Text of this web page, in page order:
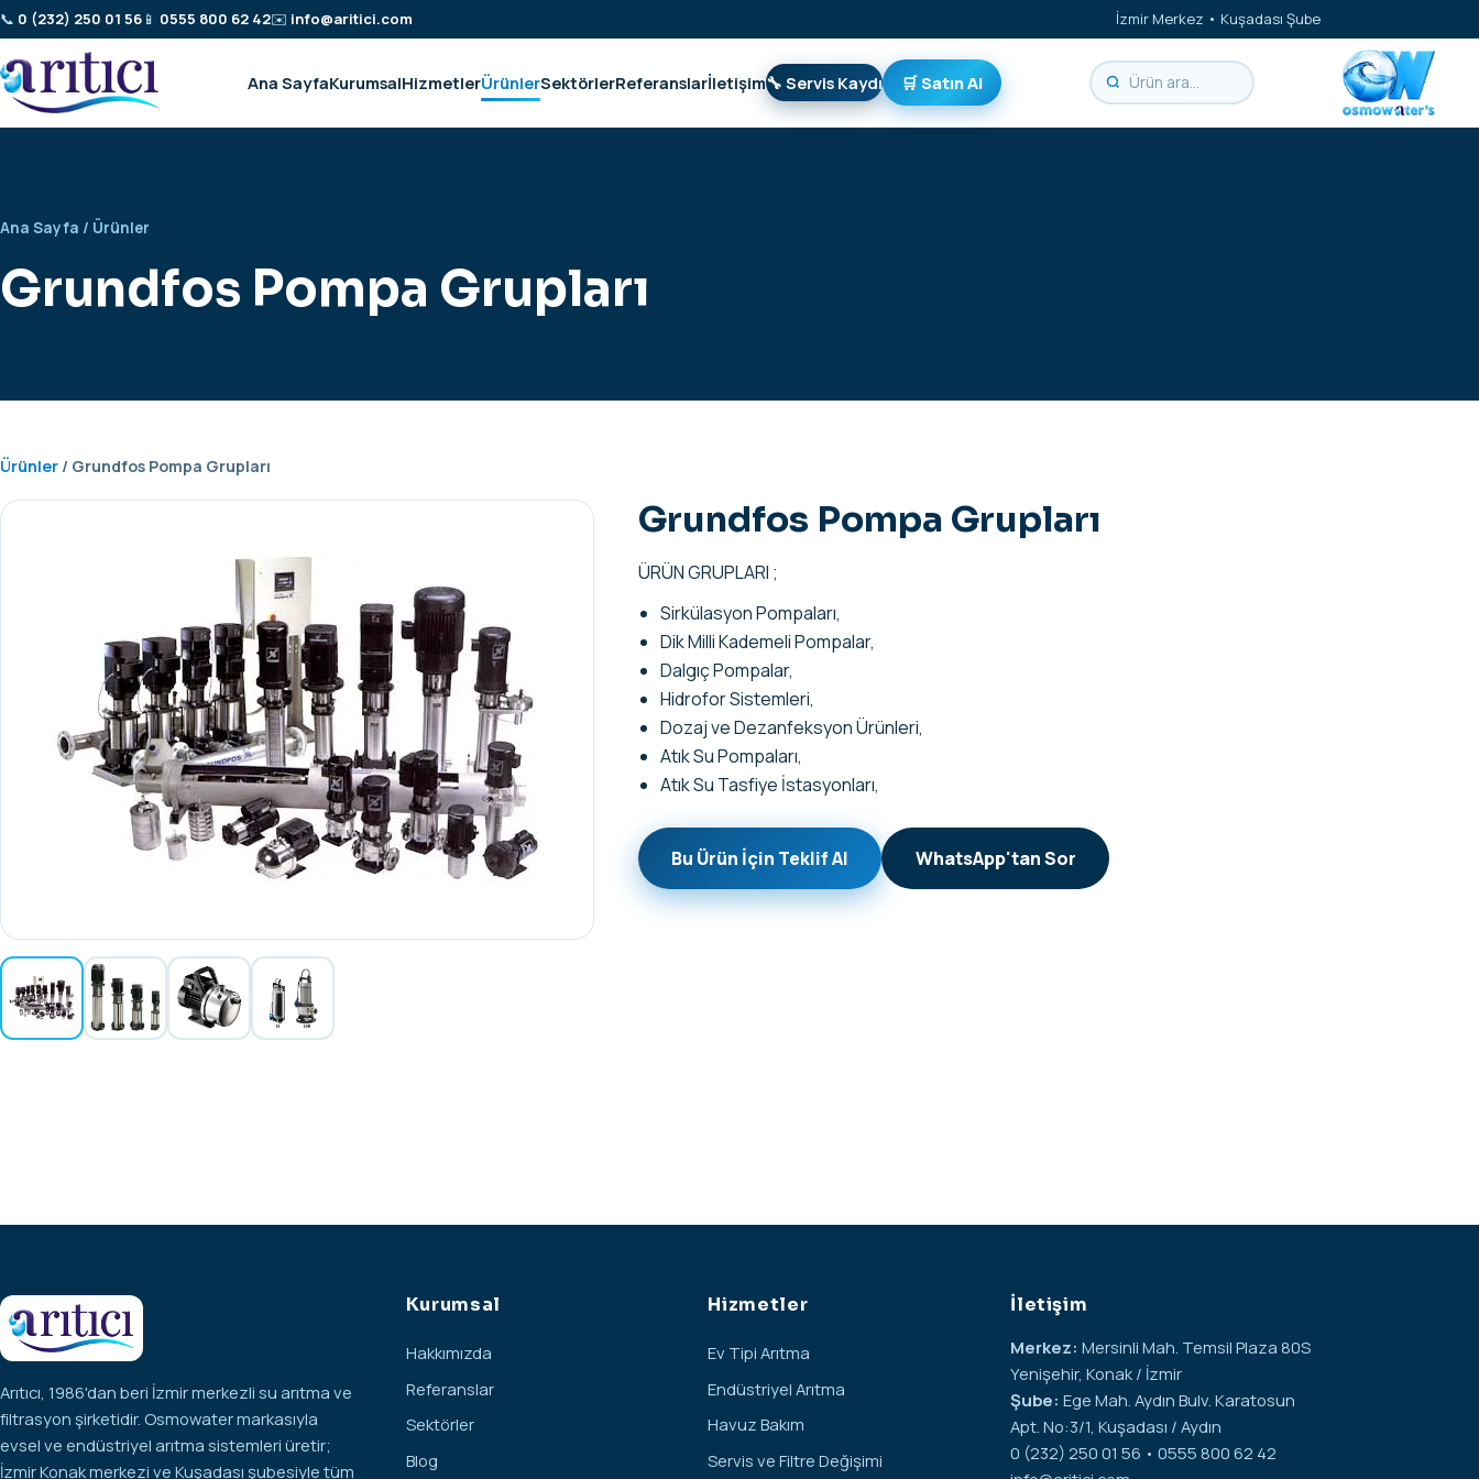
📞 0 (232) 250 01 56 📱 0555 800 62 42✉️ info@aritici.com İzmir Merkez • Kuşadası Şube
Ana SayfaKurumsalHizmetlerÜrünlerSektörlerReferanslarİletişim🔧 Servis Kaydı 🛒 Satın Al
Ana Sayfa / Ürünler
Grundfos Pompa Grupları
Ürünler / Grundfos Pompa Grupları
Grundfos Pompa Grupları
ÜRÜN GRUPLARI ;
Sirkülasyon Pompaları,
Dik Milli Kademeli Pompalar,
Dalgıç Pompalar,
Hidrofor Sistemleri,
Dozaj ve Dezanfeksyon Ürünleri,
Atık Su Pompaları,
Atık Su Tasfiye İstasyonları,
Bu Ürün İçin Teklif Al WhatsApp'tan Sor
Arıtıcı, 1986'dan beri İzmir merkezli su arıtma ve
filtrasyon şirketidir. Osmowater markasıyla
evsel ve endüstriyel arıtma sistemleri üretir;
İzmir Konak merkezi ve Kuşadası şubesiyle tüm
Kurumsal
Hakkımızda
Referanslar
Sektörler
Blog
Hizmetler
Ev Tipi Arıtma
Endüstriyel Arıtma
Havuz Bakım
Servis ve Filtre Değişimi
İletişim
Merkez: Mersinli Mah. Temsil Plaza 80S
Yenişehir, Konak / İzmir
Şube: Ege Mah. Aydın Bulv. Karatosun
Apt. No:3/1, Kuşadası / Aydın
0 (232) 250 01 56 • 0555 800 62 42